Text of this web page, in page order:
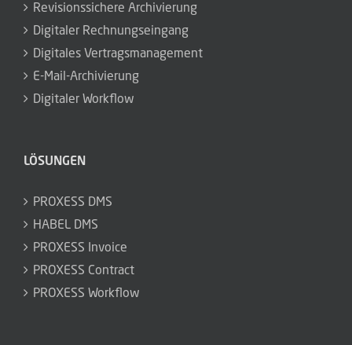
Revisionssichere Archivierung
Digitaler Rechnungseingang
Digitales Vertragsmanagement
E-Mail-Archivierung
Digitaler Workflow
LÖSUNGEN
PROXESS DMS
HABEL DMS
PROXESS Invoice
PROXESS Contract
PROXESS Workflow